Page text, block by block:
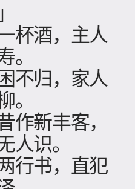
杯酒，主人
。
不归，家人
。
作新丰客，
人识。
行书，直犯